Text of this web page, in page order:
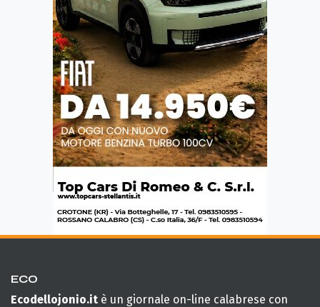
ECO
Ecodellojonio.it è un giornale on-line calabrese con